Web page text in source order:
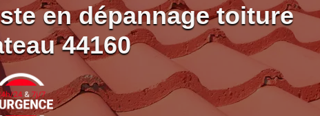
en dépannage toiture
44160